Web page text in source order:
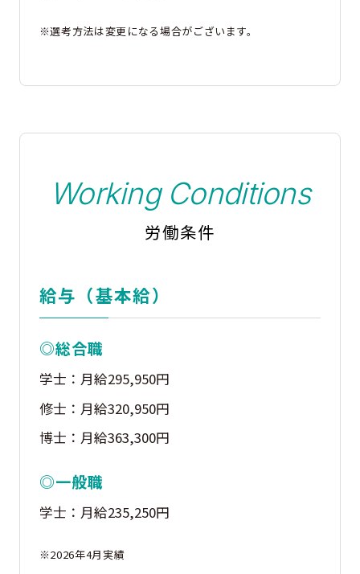
※選考方法は変更になる場合がございます。
Working Conditions
労働条件
給与（基本給）
◎総合職
学士：月給295,950円
修士：月給320,950円
博士：月給363,300円
◎一般職
学士：月給235,250円
※2026年4月実績